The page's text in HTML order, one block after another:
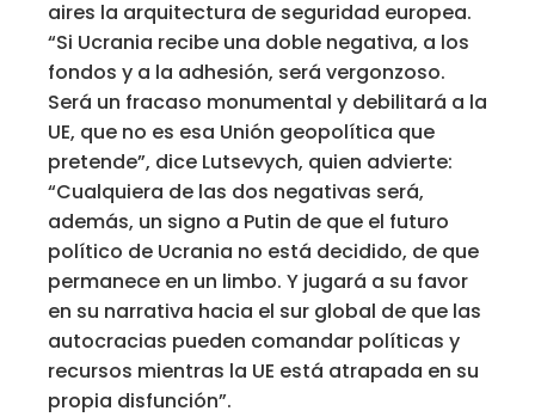
aires la arquitectura de seguridad europea.
“Si Ucrania recibe una doble negativa, a los
fondos y a la adhesión, será vergonzoso.
Será un fracaso monumental y debilitará a la
UE, que no es esa Unión geopolítica que
pretende”, dice Lutsevych, quien advierte:
“Cualquiera de las dos negativas será,
además, un signo a Putin de que el futuro
político de Ucrania no está decidido, de que
permanece en un limbo. Y jugará a su favor
en su narrativa hacia el sur global de que las
autocracias pueden comandar políticas y
recursos mientras la UE está atrapada en su
propia disfunción”.